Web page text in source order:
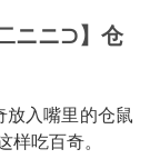
ニニ⊃】仓
放入嘴里的仓鼠
样吃百奇。